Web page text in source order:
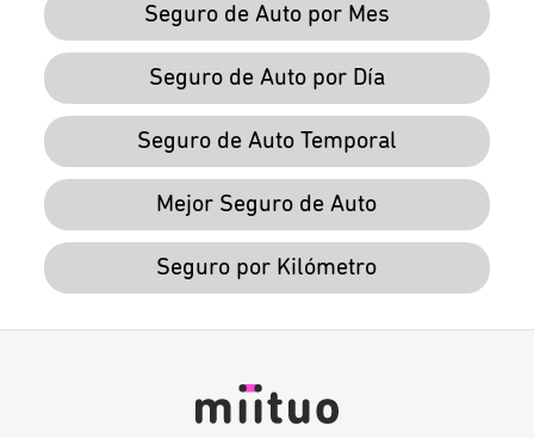
Seguro de Auto por Mes
Seguro de Auto por Día
Seguro de Auto Temporal
Mejor Seguro de Auto
Seguro por Kilómetro